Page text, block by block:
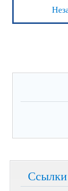
Ссылки